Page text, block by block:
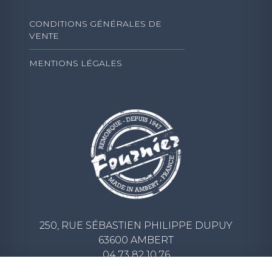
CONDITIONS GÉNÉRALES DE
VENTE
MENTIONS LÉGALES
250, RUE SÉBASTIEN PHILIPPE DUPUY
63600 AMBERT
04 73 82 10 76